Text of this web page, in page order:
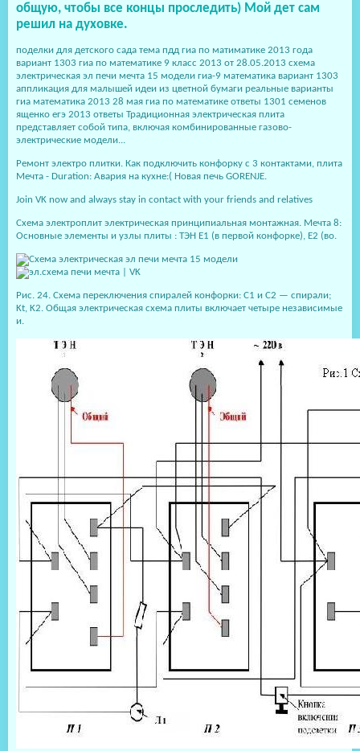
общую, чтобы все концы проследить) Мой дет сам
решил на духовке.
поделки для детского сада тема пдд гиа по матиматике 2013 года
вариант 1303 гиа по математике 9 класс 2013 от 28.05.2013 схема
электрическая эл печи мечта 15 модели гиа-9 математика вариант 1303
аппликация для малышей идеи из цветной бумаги реальные варианты
гиа математика 2013 28 мая гиа по математике ответы 1301 семенов
ященко егэ 2013 ответы Традиционная электрическая плита
представляет собой типа, включая комбинированные газово-
электрические модели...
Ремонт электро плитки. Как подключить конфорку с 3 контактами, плита
Мечта - Duration: Авария на кухне:( Новая печь GORENJE.
Join VK now and always stay in contact with your friends and relatives
Схема электроплит электрическая принципиальная монтажная. Мечта 8:
Основные элементы и узлы плиты : ТЭН Е1 (в первой конфорке), Е2 (во.
Рис. 24. Схема переключения спиралей конфорки: С1 и С2 — спирали;
Kt, K2. Общая электрическая схема плиты включает четыре независимые
и.